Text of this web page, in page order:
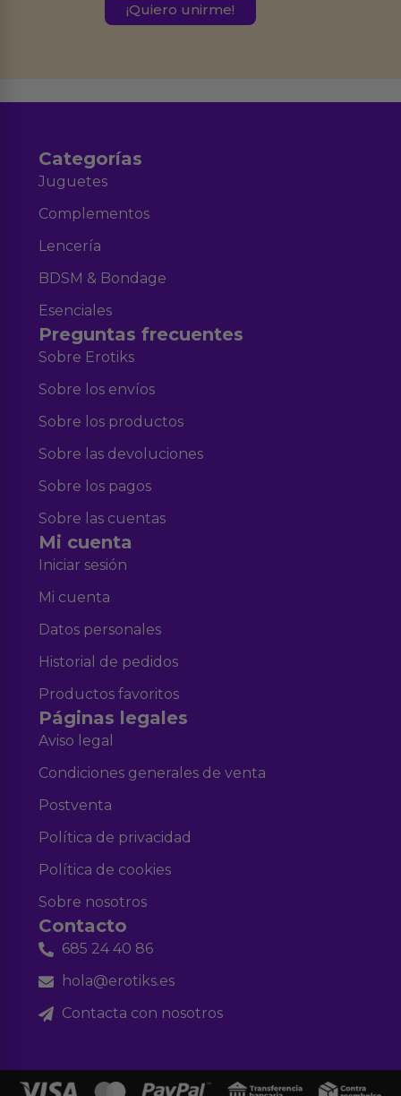
Destinatarios:Ferran Roig Muñoz. Podrás ejercer tus
Categorías
Juguetes
Complementos
Lencería
BDSM & Bondage
Esenciales
Preguntas frecuentes
Sobre Erotiks
Sobre los envíos
Sobre los productos
Sobre las devoluciones
Sobre los pagos
Sobre las cuentas
Mi cuenta
Iniciar sesión
Mi cuenta
Datos personales
Historial de pedidos
Productos favoritos
Páginas legales
Aviso legal
Condiciones generales de venta
Postventa
Política de privacidad
Política de cookies
Sobre nosotros
Contacto
685 24 40 86
hola@erotiks.es
Contacta con nosotros